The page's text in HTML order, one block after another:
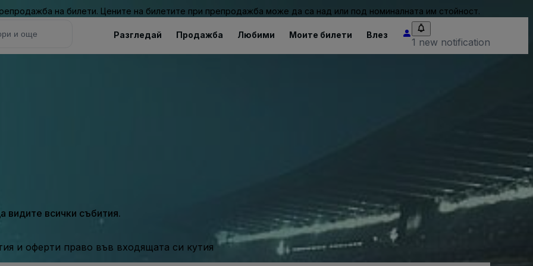
на билети. Цените на билетите при препродажба може да са над или под номиналната им стойност.
Разгледай Продажба Любими Моите билети Влез
1 new notification
видите всички събития.
и оферти право във входящата си кутия